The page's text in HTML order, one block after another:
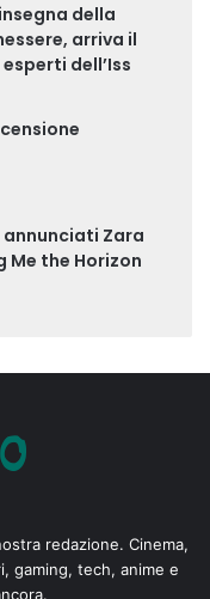
della
arriva il
dell’Iss
annunciati Zara
Me the Horizon
redazione. Cinema,
gaming, tech, anime e